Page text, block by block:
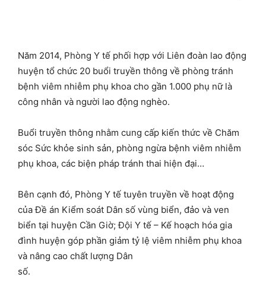
Năm 2014, Phòng Y tế phối hợp với Liên đoàn lao động
huyện tổ chức 20 buổi truyền thông về phòng tránh
bệnh viêm nhiễm phụ khoa cho gần 1.000 phụ nữ là
công nhân và người lao động nghèo.
Buổi truyền thông nhằm cung cấp kiến thức về Chăm
sóc Sức khỏe sinh sản, phòng ngừa bệnh viêm nhiễm
phụ khoa, các biện pháp tránh thai hiện đại…
Bên cạnh đó, Phòng Y tế tuyên truyền về hoạt động
của Đề án Kiểm soát Dân số vùng biển, đảo và ven
biển tại huyện Cần Giờ; Đội Y tế – Kế hoạch hóa gia
đình huyện góp phần giảm tỷ lệ viêm nhiễm phụ khoa
và nâng cao chất lượng Dân
số.